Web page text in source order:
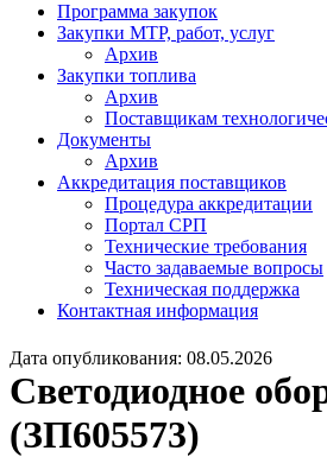
Программа закупок
Закупки МТР, работ, услуг
Архив
Закупки топлива
Архив
Поставщикам
Документы
Архив
Аккредитация поставщиков
Процедура аккредитации
Портал СРП
Технические требования
Часто задаваемые вопросы
Техническая поддержка
Контактная информация
Дата опубликования: 08.05.2026
Светодиодное
(ЗП605573)